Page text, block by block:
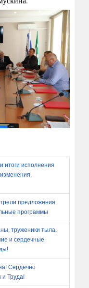
итоги исполнения
предложения
программы
труженики тыла,
и сердечные
Сердечно
и Труда!